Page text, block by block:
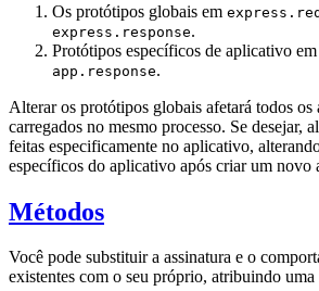
Os protótipos globais em
express.response.
Protótipos específicos de aplicativo em
app.response.
Alterar os protótipos globais afetará todos
carregados no mesmo processo. Se desejar,
feitas especificamente no aplicativo,
específicos do aplicativo após criar um novo
Métodos
Você pode substituir a assinatura e o
existentes com o seu próprio, atribuindo